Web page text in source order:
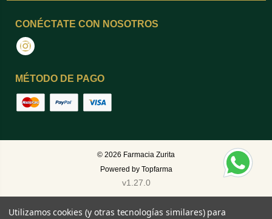
CONÉCTATE CON NOSOTROS
Instagram
MÉTODO DE PAGO
© 2026 Farmacia Zurita
Powered by Topfarma
v1.27.0
Utilizamos cookies (y otras tecnologías similares) para